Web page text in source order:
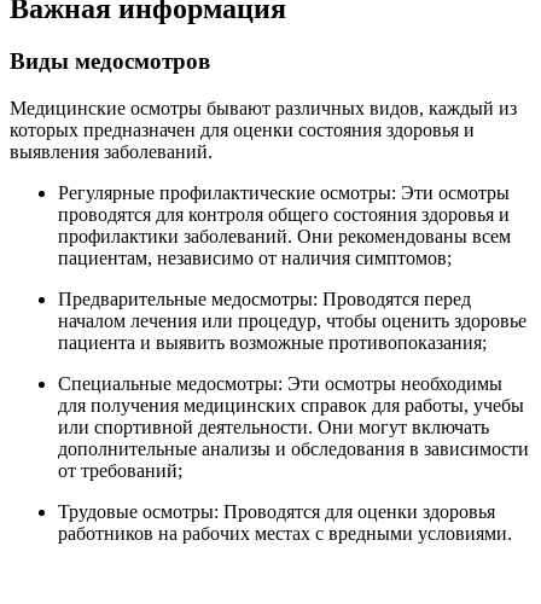
Важная информация
Виды медосмотров
Медицинские осмотры бывают различных видов, каждый из
которых предназначен для оценки состояния здоровья и
выявления заболеваний.
Регулярные профилактические осмотры: Эти осмотры
проводятся для контроля общего состояния здоровья и
профилактики заболеваний. Они рекомендованы всем
пациентам, независимо от наличия симптомов;
Предварительные медосмотры: Проводятся перед
началом лечения или процедур, чтобы оценить здоровье
пациента и выявить возможные противопоказания;
Специальные медосмотры: Эти осмотры необходимы
для получения медицинских справок для работы, учебы
или спортивной деятельности. Они могут включать
дополнительные анализы и обследования в зависимости
от требований;
Трудовые осмотры: Проводятся для оценки здоровья
работников на рабочих местах с вредными условиями.